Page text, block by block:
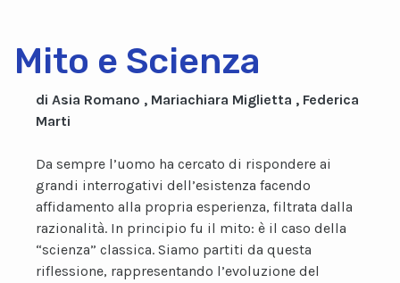
Mito e Scienza
di Asia Romano , Mariachiara Miglietta , Federica
Marti
Da sempre l’uomo ha cercato di rispondere ai
grandi interrogativi dell’esistenza facendo
affidamento alla propria esperienza, filtrata dalla
razionalità. In principio fu il mito: è il caso della
“scienza” classica. Siamo partiti da questa
riflessione, rappresentando l’evoluzione del